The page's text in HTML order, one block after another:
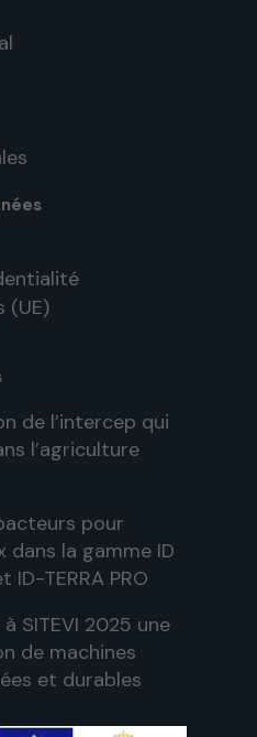
(UE)
de l’intercep qui
l’agriculture
pour
la gamme ID
ID-TERRA PRO
SITEVI 2025 une
de machines
et durables